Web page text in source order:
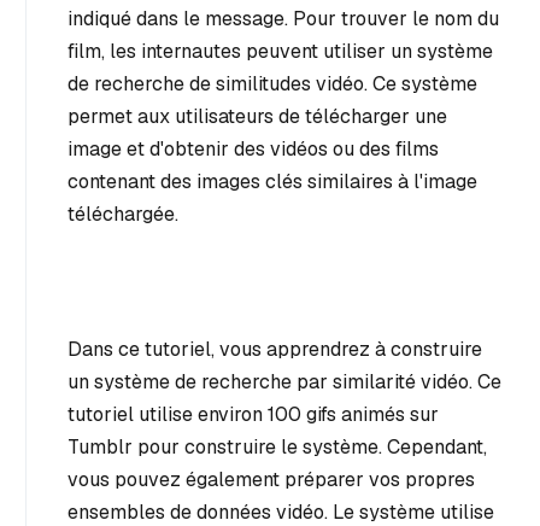
indiqué dans le message. Pour trouver le nom du
film, les internautes peuvent utiliser un système
de recherche de similitudes vidéo. Ce système
permet aux utilisateurs de télécharger une
image et d'obtenir des vidéos ou des films
contenant des images clés similaires à l'image
téléchargée.
Dans ce tutoriel, vous apprendrez à construire
un système de recherche par similarité vidéo. Ce
tutoriel utilise environ 100 gifs animés sur
Tumblr pour construire le système. Cependant,
vous pouvez également préparer vos propres
ensembles de données vidéo. Le système utilise